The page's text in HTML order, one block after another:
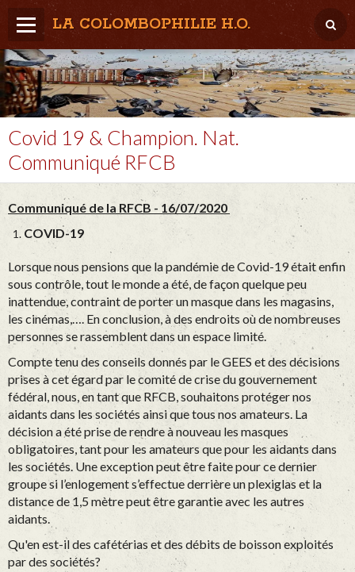
LA COLOMBOPHILIE H.O.
Home
Météo / Het weer
Lâcher / Los
Result. clubs, Provincial, (Inter)National
RFCB / KBDB
Covid 19 & Champion. Nat.
Communiqué RFCB
Communiqué de la RFCB - 16/07/2020
COVID-19
Lorsque nous pensions que la pandémie de Covid-19 était enfin
sous contrôle, tout le monde a été, de façon quelque peu
inattendue, contraint de porter un masque dans les magasins,
les cinémas,…. En conclusion, à des endroits où de nombreuses
personnes se rassemblent dans un espace limité.
Compte tenu des conseils donnés par le GEES et des décisions
prises à cet égard par le comité de crise du gouvernement
fédéral, nous, en tant que RFCB, souhaitons protéger nos
aidants dans les sociétés ainsi que tous nos amateurs. La
décision a été prise de rendre à nouveau les masques
obligatoires, tant pour les amateurs que pour les aidants dans
les sociétés. Une exception peut être faite pour ce dernier
groupe si l’enlogement s’effectue derrière un plexiglas et la
distance de 1,5 mètre peut être garantie avec les autres
aidants.
Qu'en est-il des cafétérias et des débits de boisson exploités
par des sociétés?